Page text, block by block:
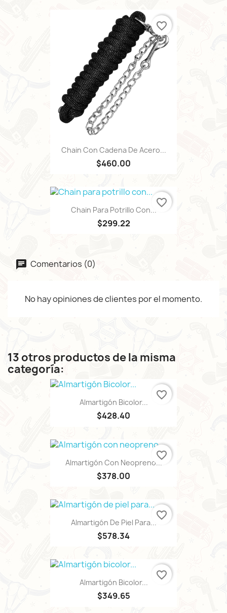
Chain Con Cadena De Acero...
$460.00
favorite_border
Chain Para Potrillo Con...
$299.22
favorite_border
Comentarios (0)
No hay opiniones de clientes por el momento.
13 otros productos de la misma
categoría:
Almartigón Bicolor...
$428.40
favorite_border
Almartigón Con Neopreno...
$378.00
favorite_border
Almartigón De Piel Para...
$578.34
favorite_border
Almartigón Bicolor...
$349.65
favorite_border